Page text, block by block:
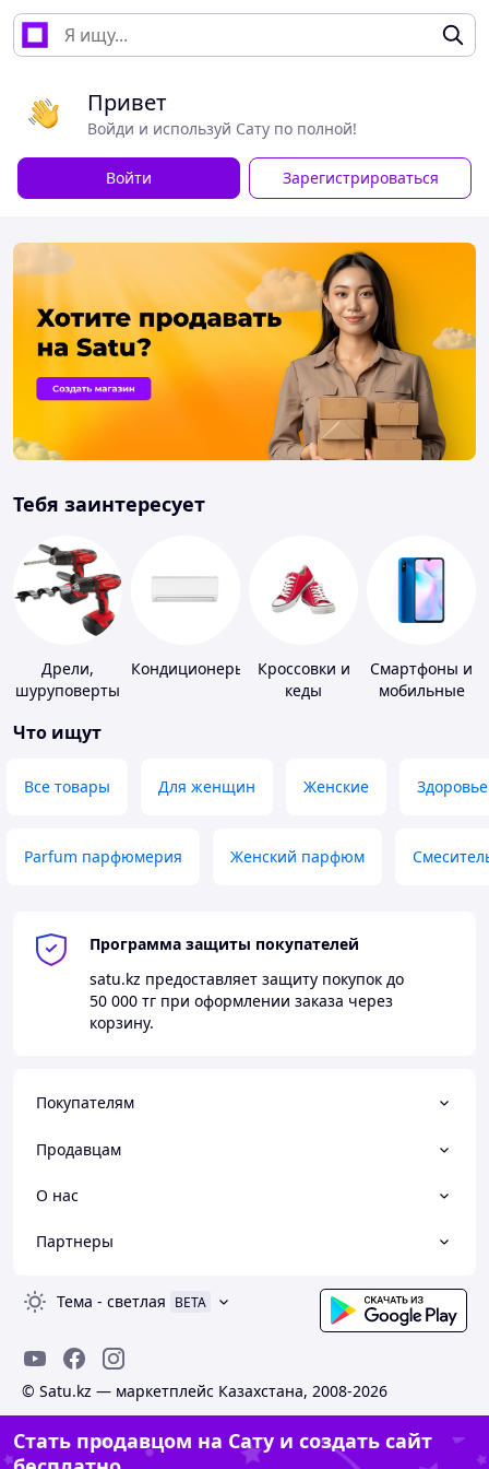
Привет
Войди и используй Сату по полной!
Войти Зарегистрироваться
Тебя заинтересует
Дрели,
шуруповерты
Кондиционеры
Кроссовки и
кеды
Смартфоны и
мобильные
Что ищут
Все товары Для женщин Женские Здоровье
Parfum парфюмерия Женский парфюм
Программа защиты покупателей
satu.kz предоставляет защиту покупок до
50 000 тг при оформлении заказа через
корзину.
Покупателям
Продавцам
О нас
Партнеры
Тема - светлая BETA
© Satu.kz — маркетплейс Казахстана, 2008-2026
Стать продавцом на Сату и создать сайт